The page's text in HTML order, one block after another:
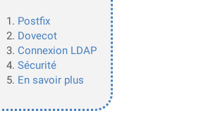
Postfix
Dovecot
Connexion LDAP
Sécurité
En savoir plus